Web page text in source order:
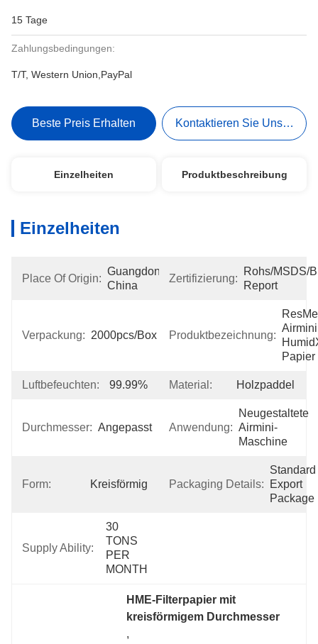
15 Tage
Zahlungsbedingungen:
T/T, Western Union,PayPal
Beste Preis Erhalten Kontaktieren Sie Uns Jetzt
Einzelheiten Produktbeschreibung
Einzelheiten
Place Of Origin:
Guangdong,
China
Zertifizierung:
Rohs/MSDS/
Report
Verpackung: 2000pcs/box Produktbezeichnung:
Airmini
Papier
Luftbefeuchten: 99.99% Material: Holzpaddel
Durchmesser: Angepasst Anwendung:
Neugestaltete
Airmini-
Maschine
Form: Kreisförmig Packaging Details:
Standard
Export
Package
Supply Ability:
30
TONS
PER
MONTH
HME-Filterpapier mit
kreisförmigem Durchmesser
,